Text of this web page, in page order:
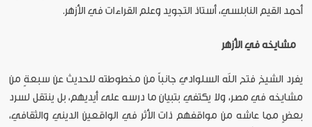
أحمد القيم النابلسي، أستاذ التجويد وعلم القراءات في الأزهر.
مشايخهفيالأزهر
يفرد الشيخ فتح الله السلوادي جانباً من مخطوطته للحديث عن سبعةٍ من
مشايخه في مصر، ولا يكتفي بتبيان ما درسه على أيديهم، بل ينتقل لسرد
بعضٍ مما عاشه من مواقفهم ذات الأثر في الواقعين الديني والثقافي،